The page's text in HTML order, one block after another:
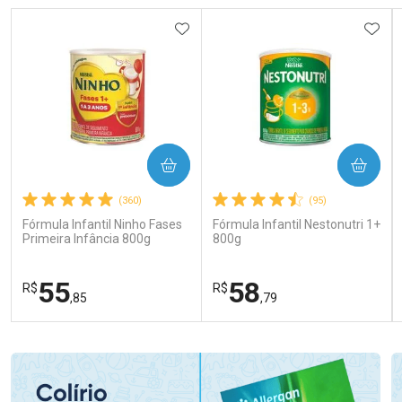
(360)
Fórmula Infantil Ninho Fases
Primeira Infância 800g
R$55,85
ADICIONAR AOS FAVORITOS
COMPRAR
(95)
Fórmula Infantil Nestonutri 1+
800g
R$58,79
COMPRAR
Laboratório
Por Menos